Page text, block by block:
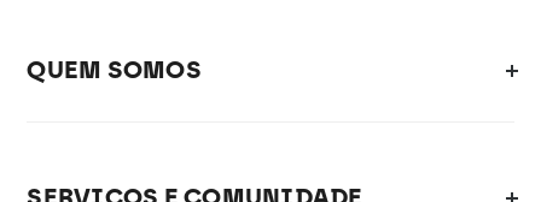
QUEM SOMOS